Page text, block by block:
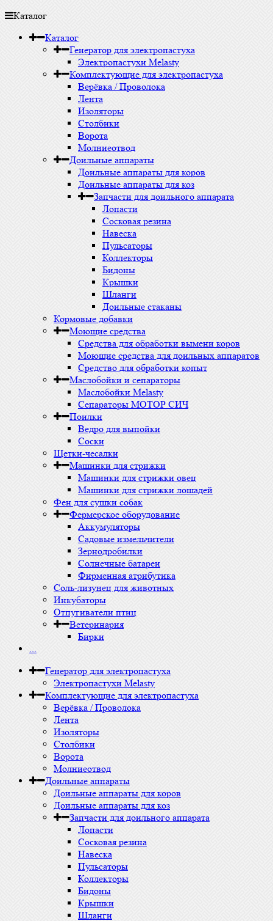
Каталог
Каталог
Генератор для электропастуха
Электропастухи Melasty
Комплектующие для электропастуха
Верёвка / Проволока
Лента
Изоляторы
Столбики
Ворота
Молниеотвод
Доильные аппараты
Доильные аппараты для коров
Доильные аппараты для коз
Запчасти для доильного аппарата
Лопасти
Сосковая резина
Навеска
Пульсаторы
Коллекторы
Бидоны
Крышки
Шланги
Доильные стаканы
Кормовые добавки
Моющие средства
Средства для обработки вымени коров
Моющие средства для доильных аппаратов
Средство для обработки копыт
Маслобойки и сепараторы
Маслобойки Melasty
Сепараторы МОТОР СИЧ
Поилки
Ведро для выпойки
Соски
Щетки-чесалки
Машинки для стрижки
Машинки для стрижки овец
Машинки для стрижки лошадей
Фен для сушки собак
Фермерское оборудование
Аккумуляторы
Садовые измельчители
Зернодробилки
Солнечные батареи
Фирменная атрибутика
Соль-лизунец для животных
Инкубаторы
Отпугиватели птиц
Ветеринария
Бирки
...
Генератор для электропастуха
Электропастухи Melasty
Комплектующие для электропастуха
Верёвка / Проволока
Лента
Изоляторы
Столбики
Ворота
Молниеотвод
Доильные аппараты
Доильные аппараты для коров
Доильные аппараты для коз
Запчасти для доильного аппарата
Лопасти
Сосковая резина
Навеска
Пульсаторы
Коллекторы
Бидоны
Крышки
Шланги